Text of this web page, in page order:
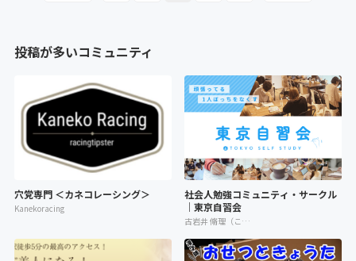
投稿が多いコミュニティ
穴党専門 ＜カネコレーシング＞
Kanekoracing
社会人勉強コミュニティ・サークル
｜東京自習会
古岩井 脩理（こいわい しゅり）